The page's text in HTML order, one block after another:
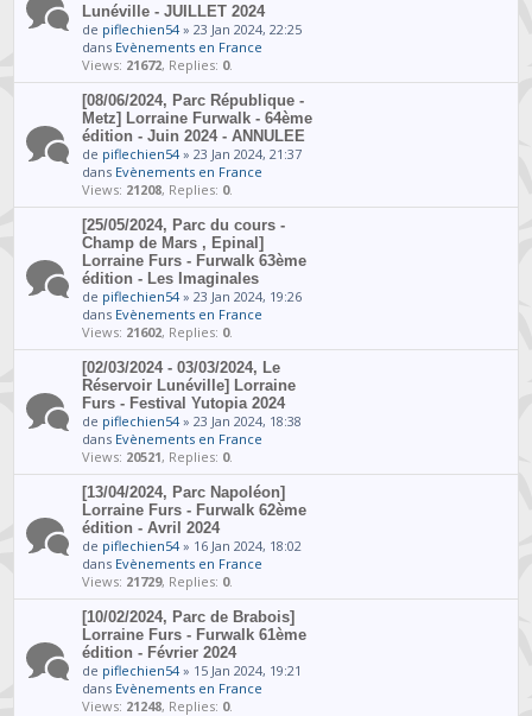
Lunéville - JUILLET 2024
de piflechien54» 23 Jan 2024, 22:25
dans Evènements en France
Views: 21672, Replies: 0.
[08/06/2024, Parc République -
Metz] Lorraine Furwalk - 64ème
édition - Juin 2024 - ANNULEE
de piflechien54» 23 Jan 2024, 21:37
dans Evènements en France
Views: 21208, Replies: 0.
[25/05/2024, Parc du cours -
Champ de Mars , Epinal]
Lorraine Furs - Furwalk 63ème
édition - Les Imaginales
de piflechien54» 23 Jan 2024, 19:26
dans Evènements en France
Views: 21602, Replies: 0.
[02/03/2024 - 03/03/2024, Le
Réservoir Lunéville] Lorraine
Furs - Festival Yutopia 2024
de piflechien54» 23 Jan 2024, 18:38
dans Evènements en France
Views: 20521, Replies: 0.
[13/04/2024, Parc Napoléon]
Lorraine Furs - Furwalk 62ème
édition - Avril 2024
de piflechien54» 16 Jan 2024, 18:02
dans Evènements en France
Views: 21729, Replies: 0.
[10/02/2024, Parc de Brabois]
Lorraine Furs - Furwalk 61ème
édition - Février 2024
de piflechien54» 15 Jan 2024, 19:21
dans Evènements en France
Views: 21248, Replies: 0.